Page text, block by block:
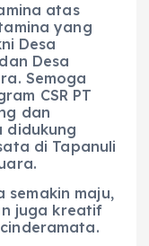
atas
yang
Desa
Desa
Semoga
CSR PT
dan
didukung
di Tapanuli
semakin maju,
juga kreatif